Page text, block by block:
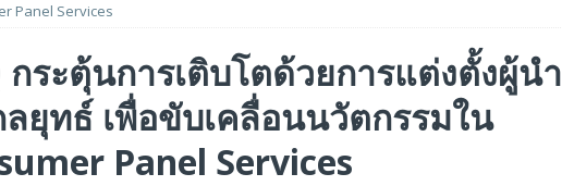
ได้รับรางวัล ‘Best of Show’ ในงาน FMS: the Future of Memory and Storage
แพลตฟอร์ม HCM ใหม่ที่ขับเคลื่อนด้วย AI ตั้งแต่เริ่มต้น
FEATURED
ด้ 35 ล้านดอลลาร์สหรัฐ เพื่อสร้างโมเดลใหม่สำหรับบริการระดับมืออาชีพ
Panel Services
กระตุ้นการเติบโตด้วยการแต่งตั้งผู้นํา
ลยุทธ์ เพื่อขับเคลื่อนนวัตกรรมใน
Panel Services